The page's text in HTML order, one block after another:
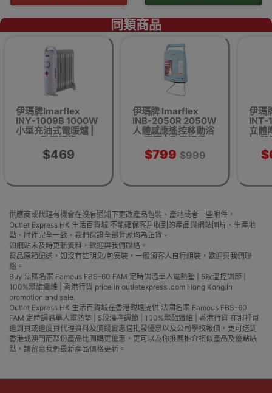
同類商品
伊瑪牌Imarflex
INY-1009B 1000W
小型充油式電暖爐 |
香港行貨
$469
伊瑪牌 Imarflex
INB-2050R 2050W
人體感應遙控移動浴
室寶 | 香港行貨
$799 $999
伊瑪
INT-
立體
| 2段
供應商或代理有機會在沒有通知下更改產品包裝、產地或者一些附件，
Outlet Express HK 生活百貨城 不能確保客戶收到的產品與網站圖片、生產地
點、附件完全一致。我們保證全部貨源均為正貨。
如網站未及時更新資料，歡迎與我們聯絡。
貨品原箱配送，如沒有註明免/包安裝，一般須客人自行組裝，歡迎與我們聯
絡。
Buy 法國名家 Famous FBS-60 FAM 定時調溫單人電熱墊 | 5段溫控調節 |
100%聚酯纖維 | 香港行貨 price in outletexpress .com Hong Kong.In
promotion and sale.
Outlet Express HK 生活百貨城在香港觀塘提供 法國名家 Famous FBS-60
FAM 定時調溫單人電熱墊 | 5段溫控調節 | 100%聚酯纖維 | 香港行貨 在那裡買
邊到買或邊度買代理資料及價錢實惠借批發優惠以及公司學校報價，更可送到
香港或澳門而部份產品比團購更優惠，更可以為你推薦推介相似產品及優點缺
點，請留意我們最新產品價格更新。